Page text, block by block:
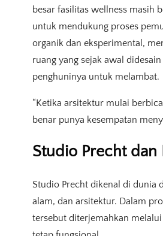
besar fasilitas wellness masih
untuk mendukung proses
organik dan eksperimental,
ruang yang sejak awal
penghuninya untuk melambat.
“Ketika arsitektur mulai
benar punya kesempatan
Studio Precht dan
Studio Precht dikenal di dunia
alam, dan arsitektur. Dalam
tersebut diterjemahkan